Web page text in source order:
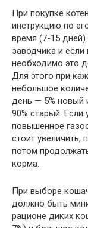
При покупке
инструкцию по
время (7-15 дней)
заводчика и если
необходимо это
Для этого при
небольшое
день — 5% новый
90% старый. Если
повышенное
стоит увеличить,
потом
корма.
При выборе
должно быть
рационе диких